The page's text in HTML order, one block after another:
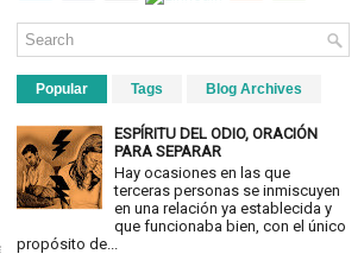
Popular Tags Blog Archives
ESPÍRITU DEL ODIO, ORACIÓN
PARA SEPARAR
Hay ocasiones en las que
terceras personas se inmiscuyen
en una relación ya establecida y
que funcionaba bien, con el único
propósito de...